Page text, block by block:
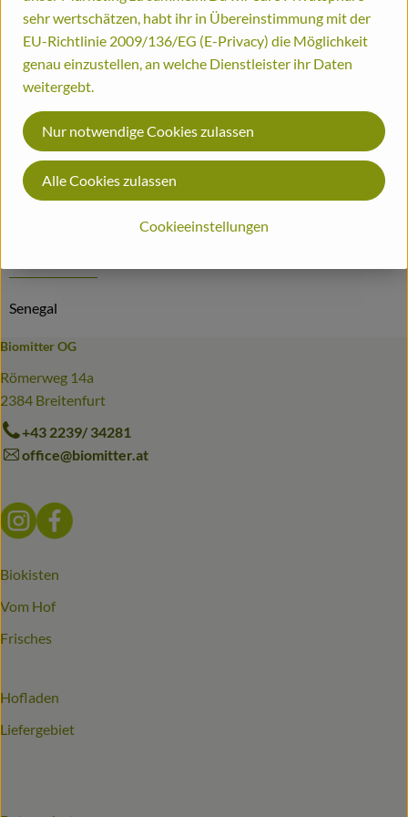
Bestellinformationen
Biohof
Info Herkunft
Info
Produktinformationen
Senegal
Biomitter OG
Römerweg 14a
2384 Breitenfurt
+43 2239/ 34281
office@biomitter.at
Externer Link zu https://www.instagram.com/
Externer Link zu https://www.facebook.com/
Biokisten
Vom Hof
Frisches
Hofladen
Liefergebiet
sehr wertschätzen, habt ihr in Übereinstimmung mit der
EU-Richtlinie 2009/136/EG (E-Privacy) die Möglichkeit
genau einzustellen, an welche Dienstleister ihr Daten
weitergebt.
Cookieeinstellungen
Nur notwendige Cookies zulassen
Alle Cookies zulassen